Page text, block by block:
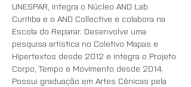
UNESPAR, integra o Núcleo AND Lab
Curitiba e o AND Collective e colabora na
Escola do Reparar. Desenvolve uma
pesquisa artística no Coletivo Mapas e
Hipertextos desde 2012 e integra o Projeto
Corpo, Tempo e Movimento desde 2014.
Possui graduação em Artes Cênicas pela